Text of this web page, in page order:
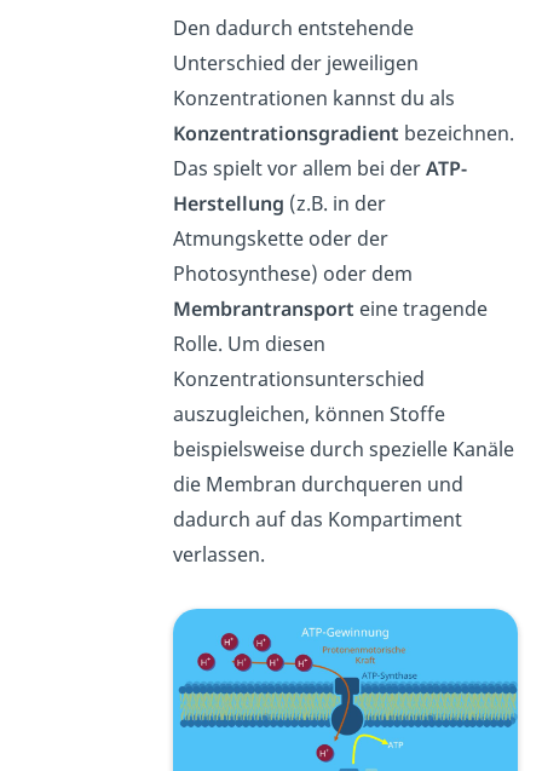
Den dadurch entstehende
Unterschied der jeweiligen
Konzentrationen kannst du als
Konzentrationsgradient bezeichnen.
Das spielt vor allem bei derATP-
Herstellung (z.B. in der
Atmungskette oder der
Photosynthese) oder dem
Membrantransport eine tragende
Rolle. Um diesen
Konzentrationsunterschied
auszugleichen, können Stoffe
beispielsweise durch spezielle Kanäle
die Membran durchqueren und
dadurch auf das Kompartiment
verlassen.